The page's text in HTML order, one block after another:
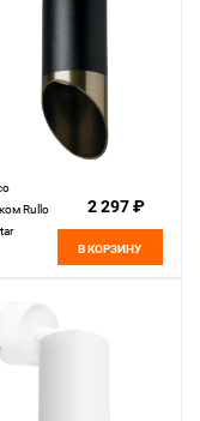
Rullo
2 297 ₽
В КОРЗИНУ